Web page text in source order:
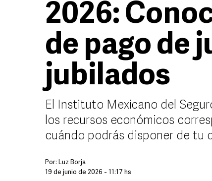
2026:
de pago de
jubilados
El Instituto Mexicano del
los recursos económicos
cuándo podrás disponer de tu
Por: Luz Borja
19 de junio de 2026 - 11:17 hs